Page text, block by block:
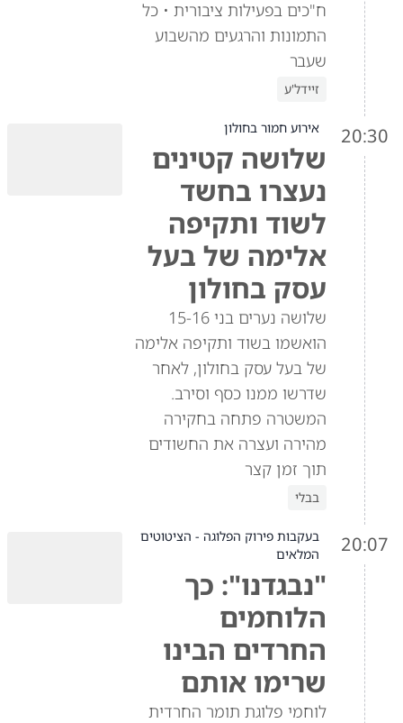
ח"כים בפעילות ציבורית • כל
התמונות והרגעים מהשבוע
שעבר
זיידל'ע
20:30 אירוע חמור בחולון
שלושה קטינים
נעצרו בחשד
לשוד ותקיפה
אלימה של בעל
עסק בחולון
שלושה נערים בני 15-16
הואשמו בשוד ותקיפה אלימה
של בעל עסק בחולון, לאחר
שדרשו ממנו כסף וסירב.
המשטרה פתחה בחקירה
מהירה ועצרה את החשודים
תוך זמן קצר
בבלי
20:07
בעקבות פירוק הפלוגה - הציטוטים
המלאים
"נבגדנו": כך
הלוחמים
החרדים הבינו
שרימו אותם
לוחמי פלוגת תומר החרדית